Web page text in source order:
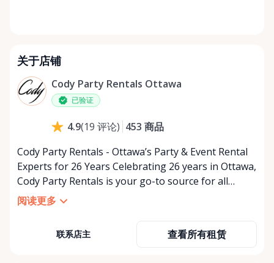
关于店铺
Cody Party Rentals Ottawa
已验证
4.9(19 评论) 453 商品
Cody Party Rentals - Ottawa’s Party & Event Rental
Experts for 26 Years Celebrating 26 years in Ottawa,
Cody Party Rentals is your go-to source for all
things party and event rentals. We’re proud to be a
partner of Rent Anything, expanding our offerings
At Cody Party Rentals, we believe in the power of
阅读更多
联系店主 查看所有租赁